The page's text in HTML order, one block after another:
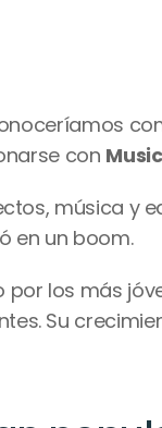
con
música y
en un boom.
por los más
Su